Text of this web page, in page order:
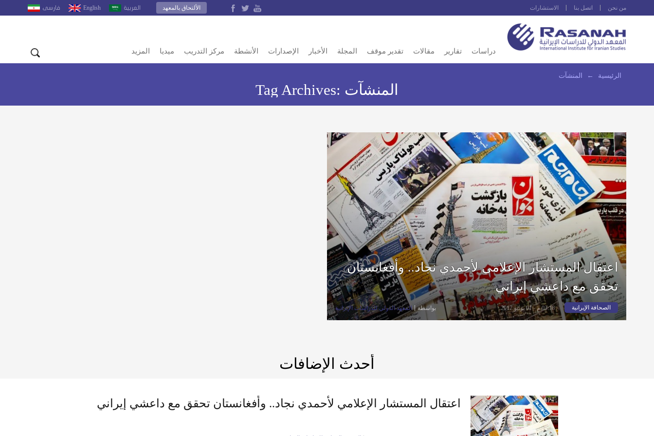
من نحن اتصل بنا الاستشارات العربية English فارسى الألتحاق بالمعهد
دراسات تقارير مقالات تقدير موقف المجلة الأخبار الإصدارات الأنشطة مركز التدريب ميديا المزيد
الرئيسية ← المنشآت
Tag Archives: المنشآت
اعتقال المستشار الإعلامي لأحمدي نجاد.. وأفغانستان
تحقق مع داعشي إيراني
الصحافة الإيرانية 03:18 م - 01 يونيو 2017 بواسطة المعهد الدولي للدراسات الإيرانية
أحدث الإضافات
اعتقال المستشار الإعلامي لأحمدي نجاد.. وأفغانستان تحقق مع داعشي إيراني